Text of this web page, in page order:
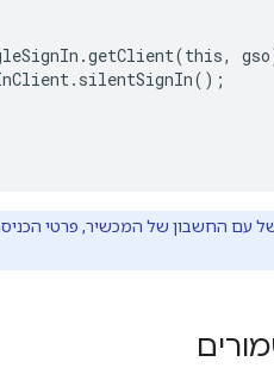
;
עם החשבון של המכשיר, פרטי